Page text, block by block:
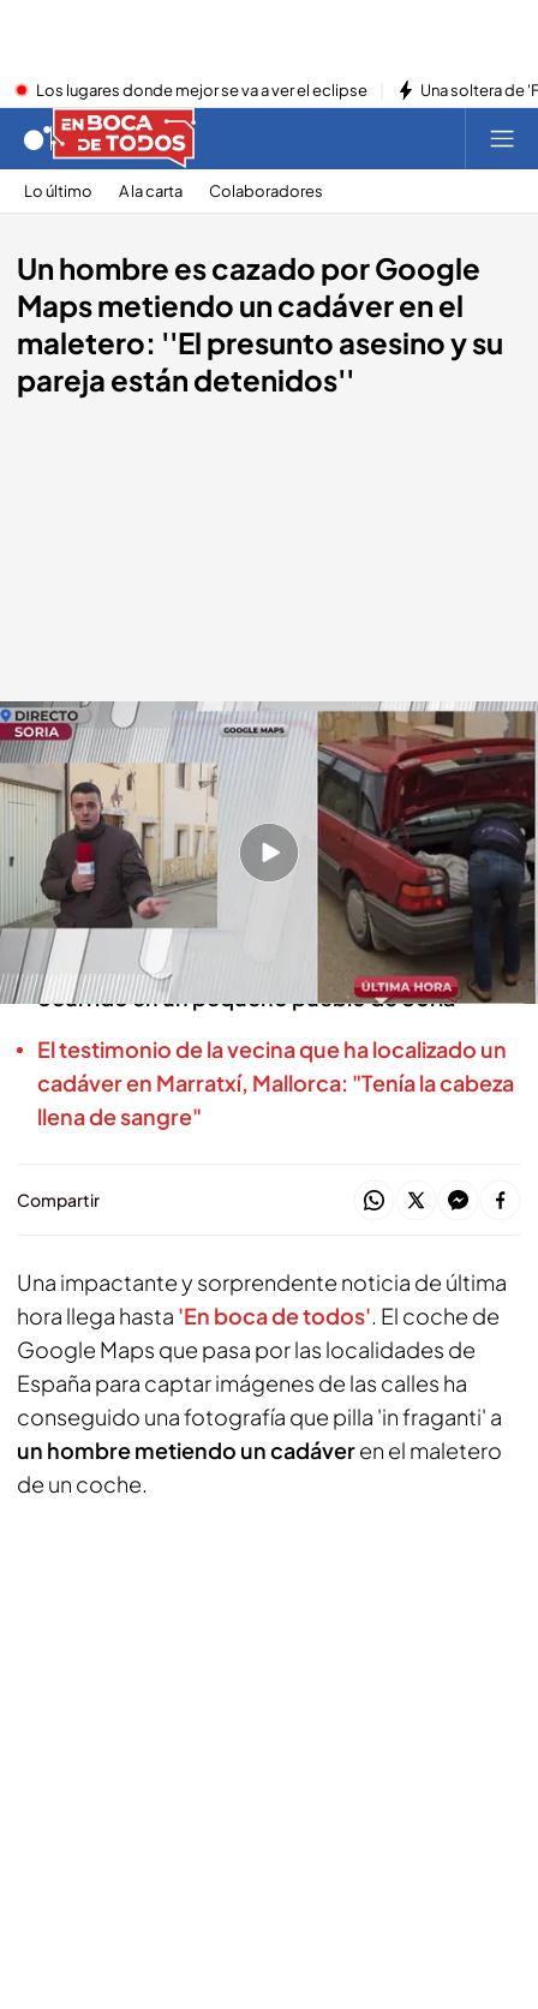
Los lugares donde mejor se va a ver el eclipse Una soltera de
Lo último A la carta Colaboradores
Un hombre es cazado por Google
Maps metiendo un cadáver en el
maletero: ''El presunto asesino y su
pareja están detenidos''
Última hora
En boca de todos
18 DIC 2024 - 11:22h.
El coche de Google Maps captó las imágenes
del momento
El que podría ser un crimen pasional ha
ocurrido en un pequeño pueblo de Soria
El testimonio de la vecina que ha localizado un
cadáver en Marratxí, Mallorca: "Tenía la cabeza
llena de sangre"
Compartir
Una impactante y sorprendente noticia de última
hora llega hasta 'En boca de todos'. El coche de
Google Maps que pasa por las localidades de
España para captar imágenes de las calles ha
conseguido una fotografía que pilla 'in fraganti' a
un hombre metiendo un cadáveren el maletero
de un coche.